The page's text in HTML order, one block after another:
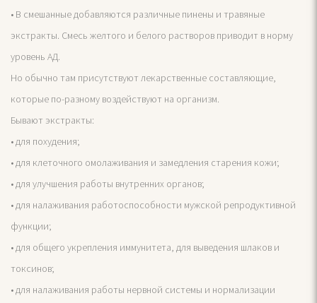
• В смешанные добавляются различные пинены и травяные
экстракты. Смесь желтого и белого растворов приводит в норму
уровень АД.
Но обычно там присутствуют лекарственные составляющие,
которые по-разному воздействуют на организм.
Бывают экстракты:
• для похудения;
• для клеточного омолаживания и замедления старения кожи;
• для улучшения работы внутренних органов;
• для налаживания работоспособности мужской репродуктивной
функции;
• для общего укрепления иммунитета, для выведения шлаков и
токсинов;
• для налаживания работы нервной системы и нормализации